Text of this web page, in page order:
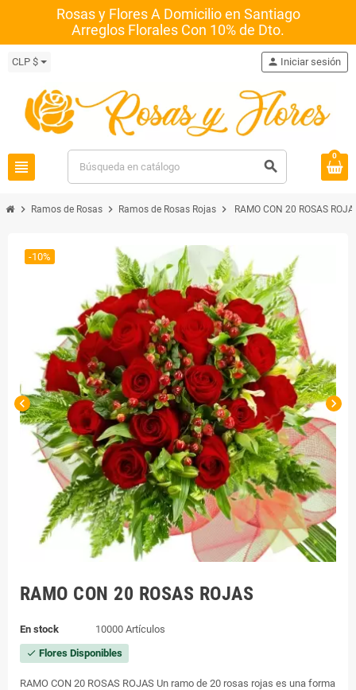
Rosas y Flores A Domicilio en Santiago
Arreglos Florales Con 10% de Dto.
CLP $
view_headline search
person Iniciar sesión
0
chevron_right Ramos de Rosas chevron_right Ramos de Rosas Rojas chevron_right RAMO CON 20 ROSAS
chevron_left chevron_right
-10%
RAMO CON 20 ROSAS ROJAS
En stock 10000 Artículos
check Flores Disponibles
RAMO CON 20 ROSAS ROJAS Un ramo de 20 rosas rojas es una forma